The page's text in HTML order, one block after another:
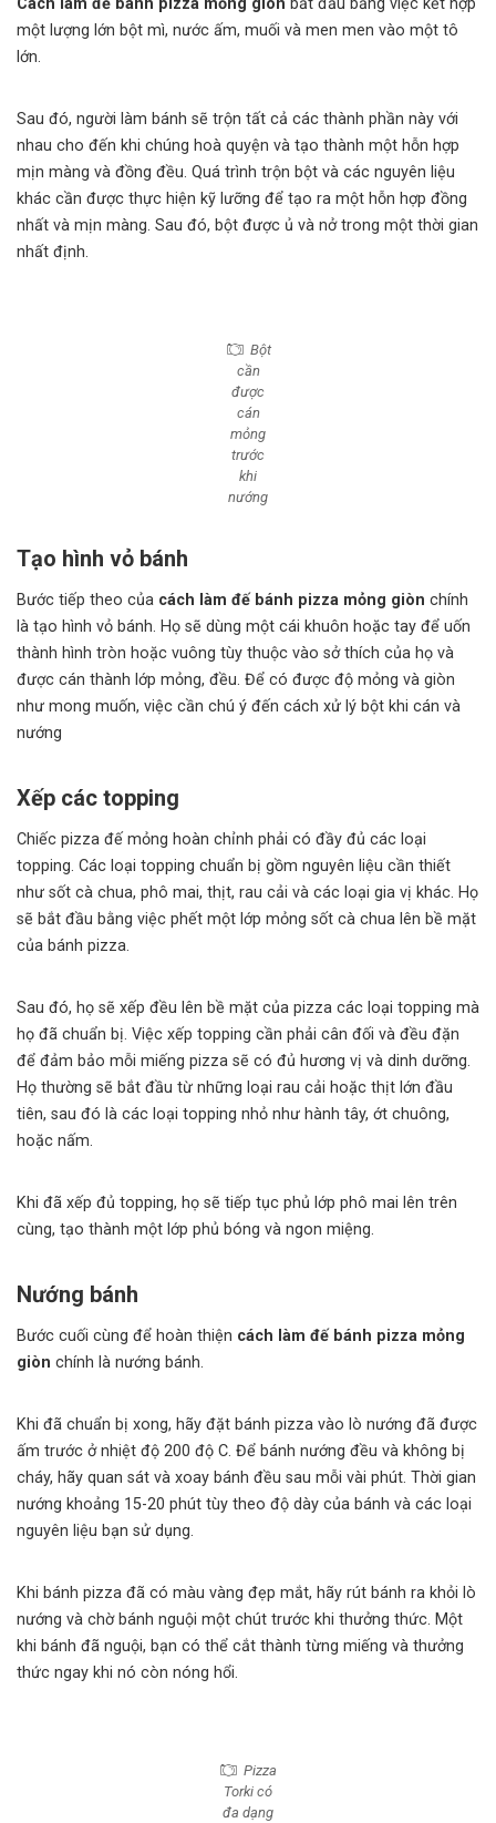
một lượng lớn bột mì, nước ấm, muối và men men vào một tô
lớn.
Sau đó, người làm bánh sẽ trộn tất cả các thành phần này với
nhau cho đến khi chúng hoà quyện và tạo thành một hỗn hợp
mịn màng và đồng đều. Quá trình trộn bột và các nguyên liệu
khác cần được thực hiện kỹ lưỡng để tạo ra một hỗn hợp đồng
nhất và mịn màng. Sau đó, bột được ủ và nở trong một thời gian
nhất định.
Bột
cần
được
cán
mỏng
trước
khi
nướng
Tạo hình vỏ bánh
Bước tiếp theo của cách làm đế bánh pizza mỏng giòn chính
là tạo hình vỏ bánh. Họ sẽ dùng một cái khuôn hoặc tay để uốn
thành hình tròn hoặc vuông tùy thuộc vào sở thích của họ và
được cán thành lớp mỏng, đều. Để có được độ mỏng và giòn
như mong muốn, việc cần chú ý đến cách xử lý bột khi cán và
nướng
Xếp các topping
Chiếc pizza đế mỏng hoàn chỉnh phải có đầy đủ các loại
topping. Các loại topping chuẩn bị gồm nguyên liệu cần thiết
như sốt cà chua, phô mai, thịt, rau cải và các loại gia vị khác. Họ
sẽ bắt đầu bằng việc phết một lớp mỏng sốt cà chua lên bề mặt
của bánh pizza.
Sau đó, họ sẽ xếp đều lên bề mặt của pizza các loại topping mà
họ đã chuẩn bị. Việc xếp topping cần phải cân đối và đều đặn
để đảm bảo mỗi miếng pizza sẽ có đủ hương vị và dinh dưỡng.
Họ thường sẽ bắt đầu từ những loại rau cải hoặc thịt lớn đầu
tiên, sau đó là các loại topping nhỏ như hành tây, ớt chuông,
hoặc nấm.
Khi đã xếp đủ topping, họ sẽ tiếp tục phủ lớp phô mai lên trên
cùng, tạo thành một lớp phủ bóng và ngon miệng.
Nướng bánh
Bước cuối cùng để hoàn thiện cách làm đế bánh pizza mỏng
giòn chính là nướng bánh.
Khi đã chuẩn bị xong, hãy đặt bánh pizza vào lò nướng đã được
ấm trước ở nhiệt độ 200 độ C. Để bánh nướng đều và không bị
cháy, hãy quan sát và xoay bánh đều sau mỗi vài phút. Thời gian
nướng khoảng 15-20 phút tùy theo độ dày của bánh và các loại
nguyên liệu bạn sử dụng.
Khi bánh pizza đã có màu vàng đẹp mắt, hãy rút bánh ra khỏi lò
nướng và chờ bánh nguội một chút trước khi thưởng thức. Một
khi bánh đã nguội, bạn có thể cắt thành từng miếng và thưởng
thức ngay khi nó còn nóng hổi.
Pizza
Torki có
đa dạng